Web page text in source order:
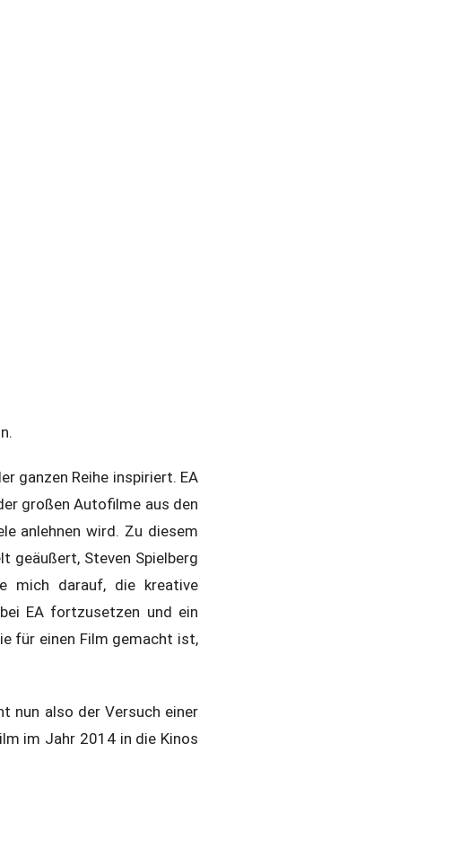
ganzen Reihe inspiriert. EA
großen Autofilme aus den
anlehnen wird. Zu diesem
geäußert, Steven Spielberg
mich darauf, die kreative
EA fortzusetzen und ein
für einen Film gemacht ist,
nun also der Versuch einer
im Jahr 2014 in die Kinos